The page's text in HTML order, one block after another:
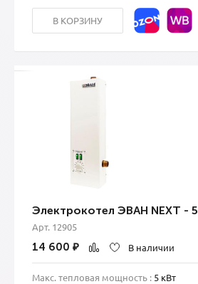
В КОРЗИНУ
Электрокотел ЭВАН NEXT - 5
Арт. 12905
14 600 ₽ В наличии
Макс. тепловая мощность : 5 кВт